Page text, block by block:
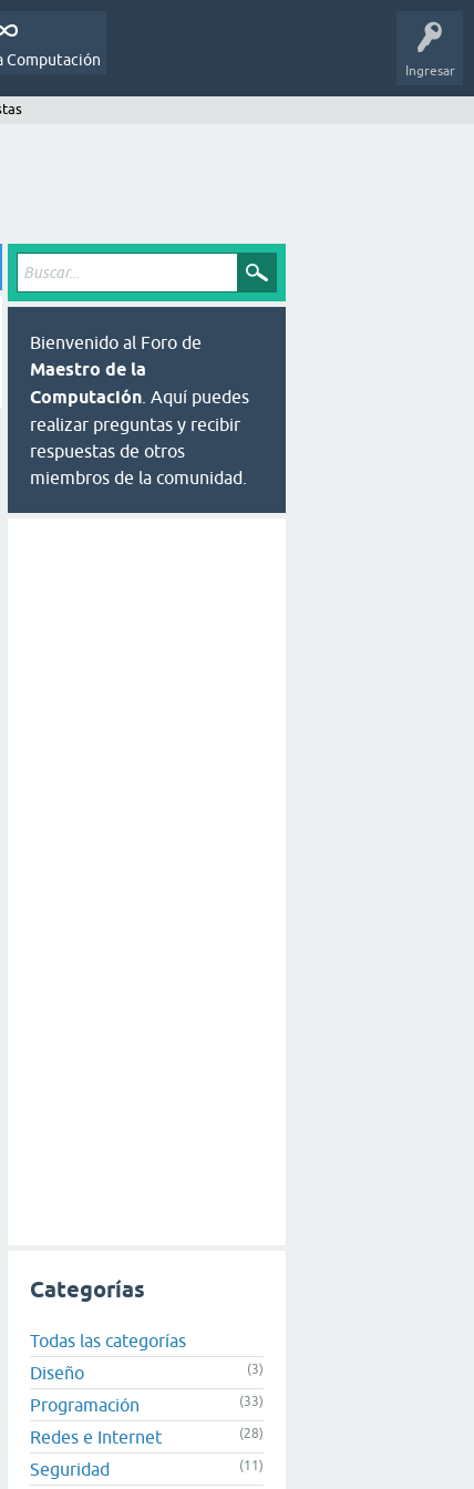
Ingresar
Computación
Bienvenido al Foro de
Maestro de la
Computación . Aquí puedes
realizar preguntas y recibir
respuestas de otros
miembros de la comunidad.
Categorías
Todas las categorías
Diseño
(3)
Programación (33)
Redes e Internet (28)
Seguridad (11)